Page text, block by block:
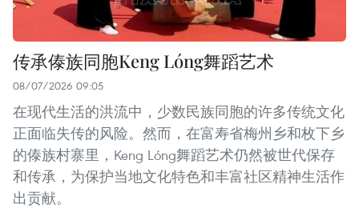
传承傣族同胞Keng Lóng舞蹈艺术
08/07/2026 09:05
在现代生活的洪流中，少数民族同胞的许多传统文化
正面临失传的风险。然而，在富寿省梅州乡和枚下乡
的傣族村寨里，Keng Lóng舞蹈艺术仍然被世代保存
和传承，为保护当地文化特色和丰富社区精神生活作
出贡献。